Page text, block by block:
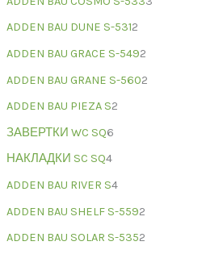
ADDEN BAU DUNE S-5312
ADDEN BAU GRACE S-5492
ADDEN BAU GRANE S-5602
ADDEN BAU PIEZA S2
ЗАВЕРТКИ WC SQ6
НАКЛАДКИ SC SQ4
ADDEN BAU RIVER S4
ADDEN BAU SHELF S-5592
ADDEN BAU SOLAR S-5352